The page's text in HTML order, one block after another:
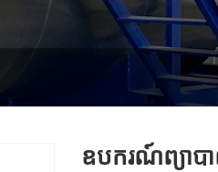
ឧបករណ៍ព្យាបា